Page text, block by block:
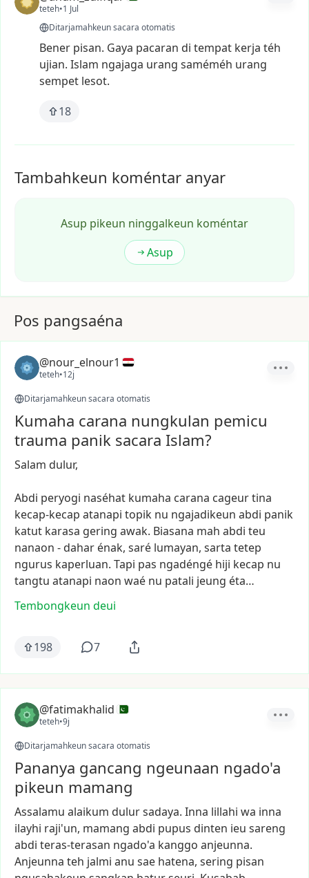
teteh•1 Jul
Ditarjamahkeun sacara otomatis
Bener pisan. Gaya pacaran di tempat kerja téh
ujian. Islam ngajaga urang saméméh urang
sempet lesot.
18
Tambahkeun koméntar anyar
Asup pikeun ninggalkeun koméntar
Asup
Pos pangsaéna
@nour_elnour1
teteh•12j
Ditarjamahkeun sacara otomatis
Kumaha carana nungkulan pemicu
trauma panik sacara Islam?
Salam dulur,
Abdi peryogi naséhat kumaha carana cageurtina
kecap-kecap atanapi topik nu ngajadikeun abdi panik
katut karasa gering awak. Biasana mah abdi teu
nanaon - dahar énak, saré lumayan, sarta tetep
ngurus kaperluan. Tapi pas ngadéngé hiji kecap nu
tangtu atanapi naon waé nu patali jeung éta…
Tembongkeun deui
198 7
@fatimakhalid
teteh•9j
Ditarjamahkeun sacara otomatis
Pananya gancang ngeunaan ngado'a
pikeun mamang
Assalamu alaikum dulursadaya. Inna lillahi wa inna
ilayhi raji'un, mamang abdi pupus dinten ieu sareng
abdi teras-terasan ngado'a kanggo anjeunna.
Anjeunna teh jalmi anu sae hatena, sering pisan